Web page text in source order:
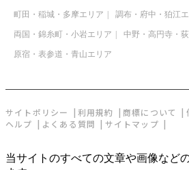
町田・稲城・多摩エリア 調布・府中・狛江
両国・錦糸町・小岩エリア 中野・高円寺・
原宿・表参道・青山エリア
サイトポリシー 利用規約 商標について
ヘルプ
よくある質問 サイトマップ
当サイトのすべての文章や画像など